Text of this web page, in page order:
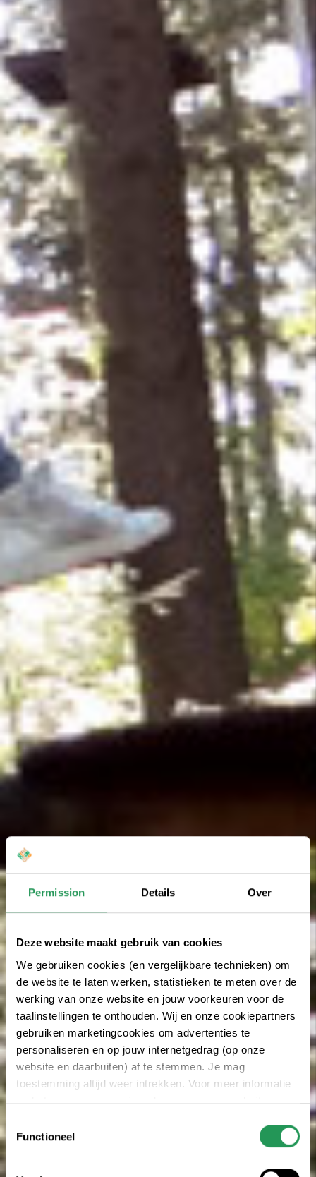
Permission Details Over
Deze website maakt gebruik van cookies
We gebruiken cookies (en vergelijkbare technieken) om
de website te laten werken, statistieken te meten over de
werking van onze website en jouw voorkeuren voor de
taalinstellingen te onthouden. Wij en onze cookiepartners
gebruiken marketingcookies om advertenties te
personaliseren en op jouw internetgedrag (op onze
website en daarbuiten) af te stemmen. Je mag
toestemming altijd weer intrekken. Voor meer informatie
Functioneel